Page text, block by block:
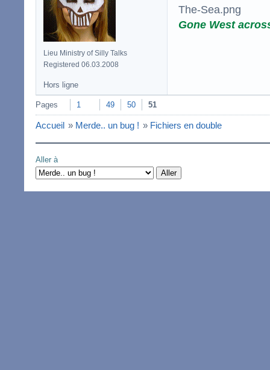
Lieu Ministry of Silly Talks
Registered 06.03.2008
Gone West
Hors ligne
Pages 1 49 50 51
Accueil » Merde.. un bug ! » Fichiers en double
Aller à